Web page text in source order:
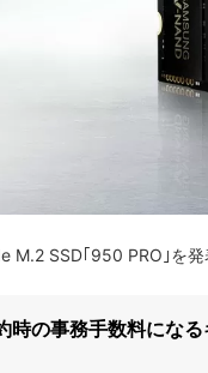
M.2 SSD｢950 PRO｣を発
の事務手数料になる